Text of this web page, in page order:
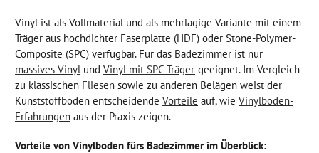
Vinyl ist als Vollmaterial und als mehrlagige Variante mit einem
Träger aus hochdichter Faserplatte (HDF) oder Stone-Polymer-
Composite (SPC) verfügbar. Für das Badezimmer ist nur
massives Vinylund Vinyl mit SPC-Träger geeignet. Im Vergleich
zu klassischen Fliesen sowie zu anderen Belägen weist der
Kunststoffboden entscheidende Vorteile auf, wie Vinylboden-
Erfahrungen aus der Praxis zeigen.
Vorteile von Vinylboden fürs Badezimmer im Überblick: